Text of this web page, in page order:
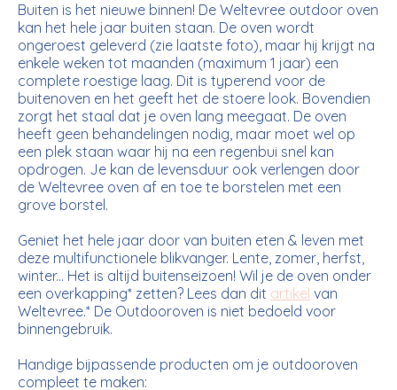
Buiten is het nieuwe binnen! De Weltevree outdoor oven
kan het hele jaar buiten staan. De oven wordt
ongeroest geleverd (zie laatste foto), maar hij krijgt na
enkele weken tot maanden (maximum 1 jaar) een
complete roestige laag. Dit is typerend voor de
buitenoven en het geeft het de stoere look. Bovendien
zorgt het staal dat je oven lang meegaat. De oven
heeft geen behandelingen nodig, maar moet wel op
een plek staan waar hij na een regenbui snel kan
opdrogen. Je kan de levensduur ook verlengen door
de Weltevree oven af en toe te borstelen met een
grove borstel.
Geniet het hele jaar door van buiten eten & leven met
deze multifunctionele blikvanger. Lente, zomer, herfst,
winter... Het is altijd buitenseizoen! Wil je de oven onder
een overkapping* zetten? Lees dan dit artikel van
Weltevree.* De Outdooroven is niet bedoeld voor
binnengebruik.
Handige bijpassende producten om je outdooroven
compleet te maken: